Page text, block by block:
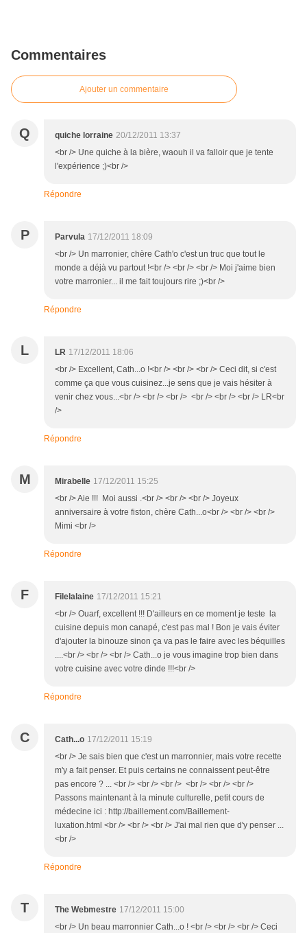
Commentaires
Ajouter un commentaire
Q quiche lorraine 20/12/2011 13:37
<br /> Une quiche à la bière, waouh il va falloir que je tente
l'expérience ;)<br />
Répondre
P Parvula 17/12/2011 18:09
<br /> Un marronier, chère Cath'o c'est un truc que tout le
monde a déjà vu partout !<br /> <br /> <br /> Moi j'aime bien
votre marronier... il me fait toujours rire ;)<br />
Répondre
L LR 17/12/2011 18:06
<br /> Excellent, Cath...o !<br /> <br /> <br /> Ceci dit, si c'est
comme ça que vous cuisinez...je sens que je vais hésiter à
venir chez vous...<br /> <br /> <br /> <br /> <br /> <br /> LR<br
/>
Répondre
M Mirabelle 17/12/2011 15:25
<br /> Aie !!! Moi aussi .<br /> <br /> <br /> Joyeux
anniversaire à votre fiston, chère Cath...o<br /> <br /> <br />
Mimi <br />
Répondre
F Filelalaine 17/12/2011 15:21
<br /> Ouarf, excellent !!! D'ailleurs en ce moment je teste la
cuisine depuis mon canapé, c'est pas mal ! Bon je vais éviter
d'ajouter la binouze sinon ça va pas le faire avec les béquilles
....<br /> <br /> <br /> Cath...o je vous imagine trop bien dans
votre cuisine avec votre dinde !!!<br />
Répondre
C Cath...o 17/12/2011 15:19
<br /> Je sais bien que c'est un marronnier, mais votre recette
m'y a fait penser. Et puis certains ne connaissent peut-être
pas encore ? ... <br /> <br /> <br /> <br /> <br /> <br />
Passons maintenant à la minute culturelle, petit cours de
médecine ici : http://baillement.com/Baillement-
luxation.html <br /> <br /> <br /> J'ai mal rien que d'y penser ...
<br />
Répondre
T The Webmestre 17/12/2011 15:00
<br /> Un beau marronnier Cath...o ! <br /> <br /> <br /> Ceci